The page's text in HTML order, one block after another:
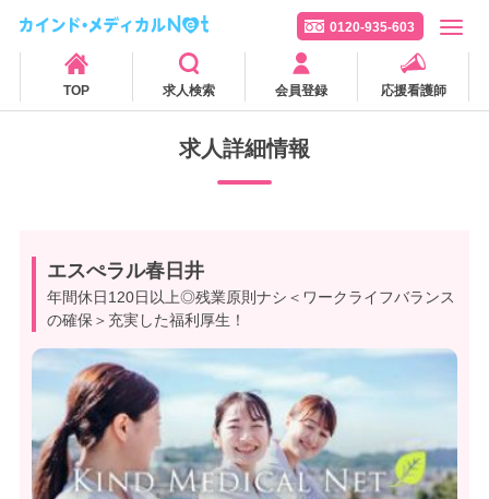
0120-935-603
TOP 求人検索 会員登録 応援看護師
求人詳細情報
エスぺラル春日井
年間休日120日以上◎残業原則ナシ＜ワークライフバランス
の確保＞充実した福利厚生！